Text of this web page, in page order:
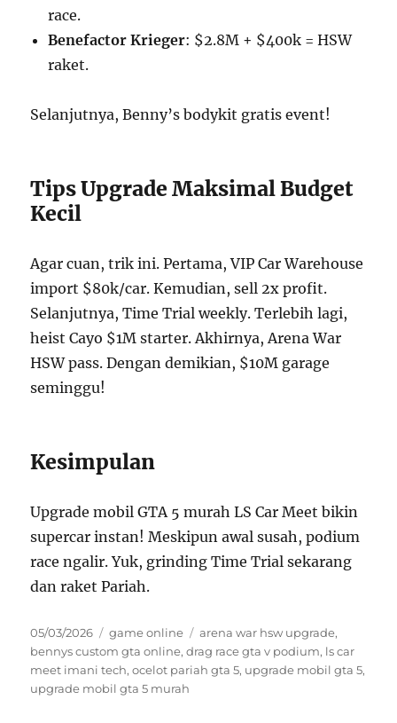
race.
Benefactor Krieger: $2.8M + $400k = HSW
raket.
Selanjutnya, Benny’s bodykit gratis event!
Tips Upgrade Maksimal Budget
Kecil
Agar cuan, trik ini. Pertama, VIP Car Warehouse
import $80k/car. Kemudian, sell 2x profit.
Selanjutnya, Time Trial weekly. Terlebih lagi,
heist Cayo $1M starter. Akhirnya, Arena War
HSW pass. Dengan demikian, $10M garage
seminggu!
Kesimpulan
Upgrade mobil GTA 5 murah LS Car Meet bikin
supercar instan! Meskipun awal susah, podium
race ngalir. Yuk, grinding Time Trial sekarang
dan raket Pariah.
Posted
on
05/03/2026 Categories
game online Tags
arena war hsw upgrade,
bennys custom gta online,drag race gta v podium, ls car
meet imani tech,ocelot pariah gta 5, upgrade mobil gta 5,
upgrade mobil gta 5 murah